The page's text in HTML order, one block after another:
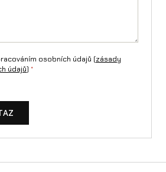
osobních údajů (zásady
údajů) *